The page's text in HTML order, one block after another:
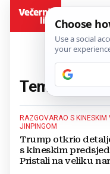
Tema:Xi
RAZGOVARAO S KINESKIM
JINPINGOM
Trump otkrio
s kineskim
Pristali ⁠na veliku